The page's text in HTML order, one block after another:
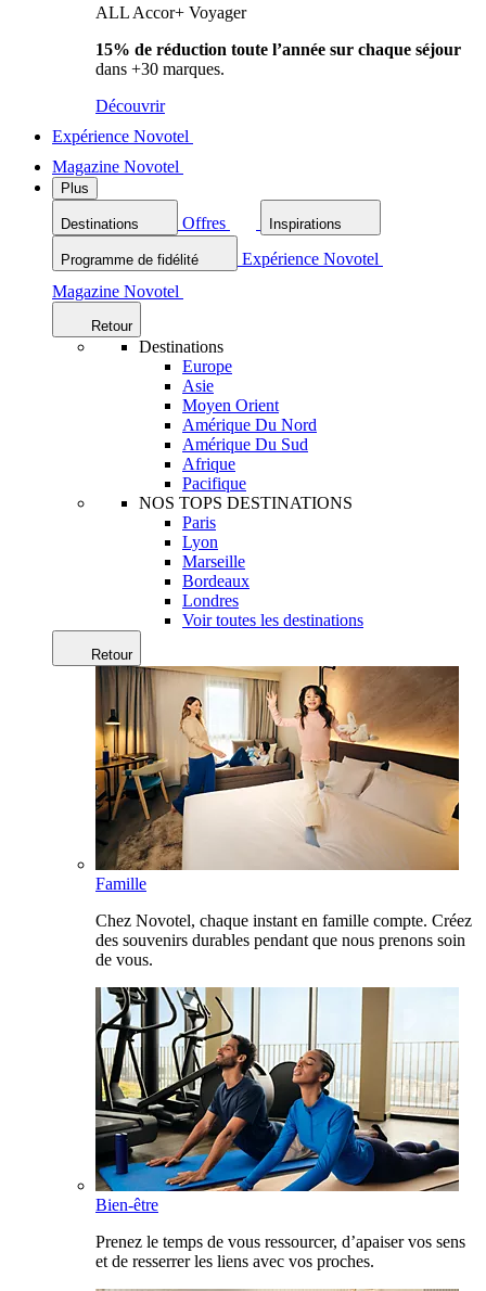
ALL Accor+ Voyager
15% de réduction toute l’année sur chaque séjour
dans +30 marques.
Découvrir
Expérience Novotel
Magazine Novotel
Plus
Destinations Offres Inspirations
Programme de fidélité
Expérience Novotel
Magazine Novotel
Retour
Destinations
Europe
Asie
Moyen Orient
Amérique Du Nord
Amérique Du Sud
Afrique
Pacifique
NOS TOPS DESTINATIONS
Paris
Lyon
Marseille
Bordeaux
Londres
Voir toutes les destinations
Retour
Famille
Chez Novotel, chaque instant en famille compte. Créez
des souvenirs durables pendant que nous prenons soin
de vous.
Bien-être
Prenez le temps de vous ressourcer, d’apaiser vos sens
et de resserrer les liens avec vos proches.